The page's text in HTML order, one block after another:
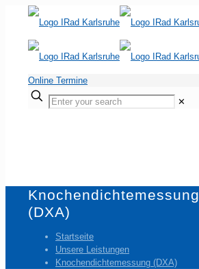
Online Termine
Enter
your
✕
Knochendichtemessung
(DXA)
Startseite
Unsere Leistungen
Knochendichtemessung (DXA)